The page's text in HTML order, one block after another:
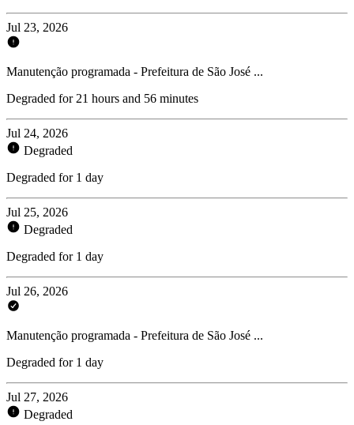
Jul 23, 2026
Manutenção programada - Prefeitura de São José ...
Degraded for 21 hours and 56 minutes
Jul 24, 2026
Degraded
Degraded for 1 day
Jul 25, 2026
Degraded
Degraded for 1 day
Jul 26, 2026
Manutenção programada - Prefeitura de São José ...
Degraded for 1 day
Jul 27, 2026
Degraded